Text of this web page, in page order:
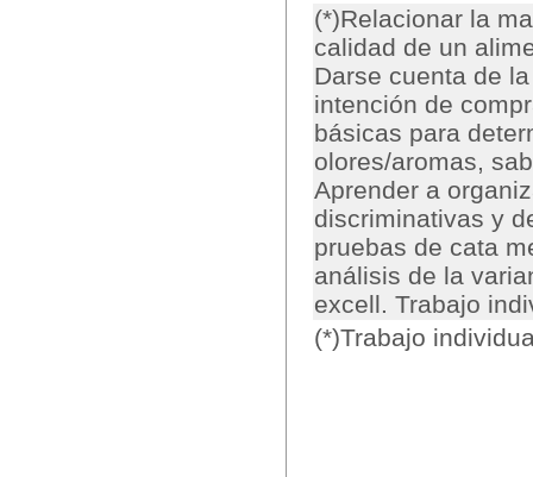
(*)Relacionar la
calidad de un
Darse cuenta de
intención de
básicas para
olores/aromas,
Aprender a
discriminativas y
pruebas de cata
análisis de la
excell. Trabajo
(*)Trabajo